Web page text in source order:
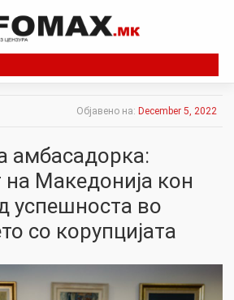
Објавено на: December 5, 2022
амбасадорка:
Македонија кон
успешноста во
со корупцијата